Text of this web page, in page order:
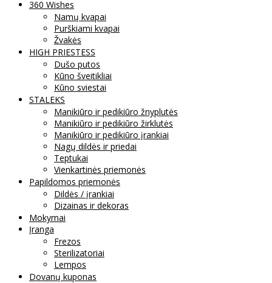
360 Wishes
Namų kvapai
Purškiami kvapai
Žvakės
HIGH PRIESTESS
Dušo putos
Kūno šveitikliai
Kūno sviestai
STALEKS
Manikiūro ir pedikiūro žnyplutės
Manikiūro ir pedikiūro žirklutės
Manikiūro ir pedikiūro įrankiai
Nagų dildės ir priedai
Teptukai
Vienkartinės priemonės
Papildomos priemonės
Dildės / įrankiai
Dizainas ir dekoras
Mokymai
Įranga
Frezos
Sterilizatoriai
Lempos
Dovanų kuponas